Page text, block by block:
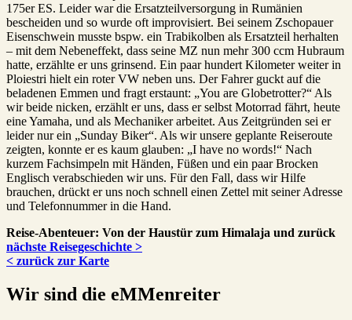
175er ES. Leider war die Ersatzteilversorgung in Rumänien
bescheiden und so wurde oft improvisiert. Bei seinem Zschopauer
Eisenschwein musste bspw. ein Trabikolben als Ersatzteil herhalten
– mit dem Nebeneffekt, dass seine MZ nun mehr 300 ccm Hubraum
hatte, erzählte er uns grinsend. Ein paar hundert Kilometer weiter in
Ploiestri hielt ein roter VW neben uns. Der Fahrer guckt auf die
beladenen Emmen und fragt erstaunt: „You are Globetrotter?“ Als
wir beide nicken, erzählt er uns, dass er selbst Motorrad fährt, heute
eine Yamaha, und als Mechaniker arbeitet. Aus Zeitgründen sei er
leider nur ein „Sunday Biker“. Als wir unsere geplante Reiseroute
zeigten, konnte er es kaum glauben: „I have no words!“ Nach
kurzem Fachsimpeln mit Händen, Füßen und ein paar Brocken
Englisch verabschieden wir uns. Für den Fall, dass wir Hilfe
brauchen, drückt er uns noch schnell einen Zettel mit seiner Adresse
und Telefonnummer in die Hand.
Reise-Abenteuer: Von der Haustür zum Himalaja und zurück
nächste Reisegeschichte >
< zurück zur Karte
Wir sind die eMMenreiter